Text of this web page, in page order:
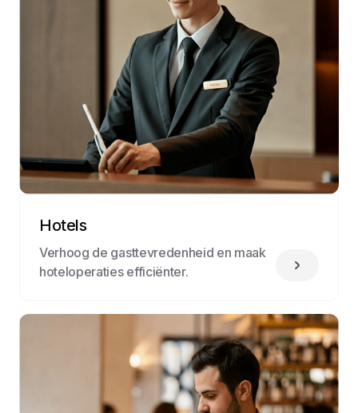
Hotels
Verhoog de gasttevredenheid en maak
hoteloperaties efficiënter.